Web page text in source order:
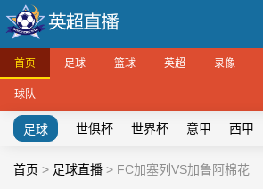
首页 足球 篮球 英超 录像
球队
足球 世俱杯 世界杯 意甲 西甲
首页 > 足球直播 > FC加塞列VS加鲁阿棉花